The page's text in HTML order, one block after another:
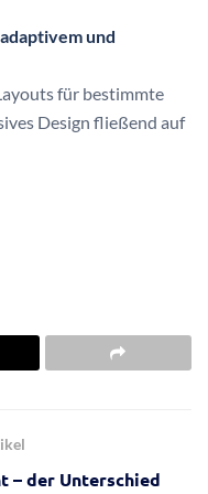
und
für bestimmte
Design fließend auf
– der Unterschied